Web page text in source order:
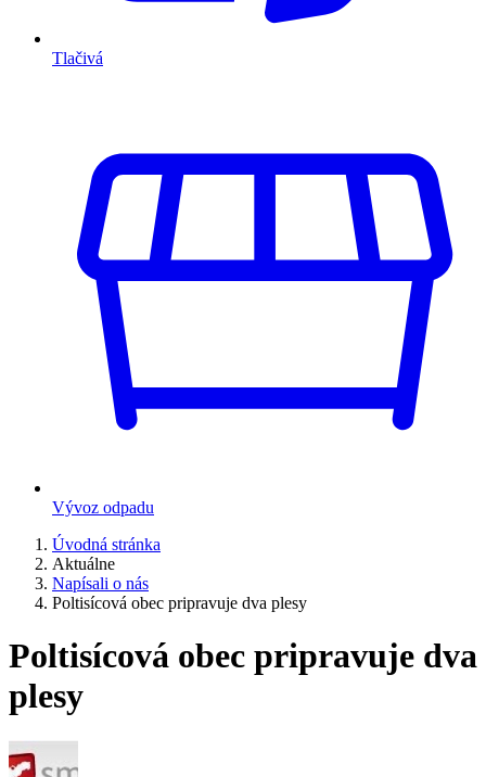
Tlačivá
Vývoz odpadu
Úvodná stránka
Aktuálne
Napísali o nás
Poltisícová obec pripravuje dva plesy
Poltisícová obec pripravuje dva
plesy